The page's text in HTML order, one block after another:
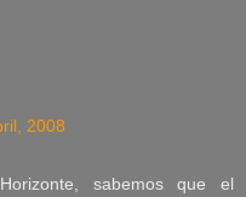
2008
sabemos que el